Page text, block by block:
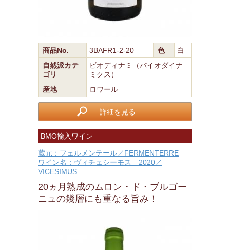
商品No. 3BAFR1-2-20 色
白
自然派カテ
ゴリ
ビオディナミ（バイオダイナ
ミクス）
産地
ロワール
詳細を見る
BMO輸入ワイン
蔵元：フェルメンテール／FERMENTERRE
ワイン名：ヴィチェシーモス 2020／
VICESIMUS
20ヵ月熟成のムロン・ド・ブルゴー
ニュの幾層にも重なる旨み！